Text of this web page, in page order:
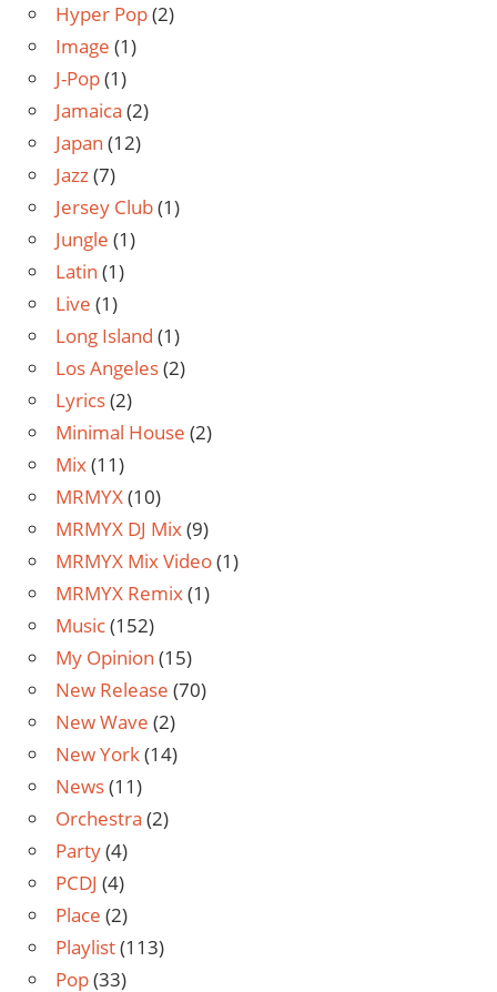
Hyper Pop(2)
Image (1)
J-Pop(1)
Jamaica (2)
Japan (12)
Jazz(7)
Jersey Club(1)
Jungle (1)
Latin (1)
Live (1)
Long Island (1)
Los Angeles(2)
Lyrics(2)
Minimal House (2)
Mix(11)
MRMYX(10)
MRMYX DJ Mix(9)
MRMYX Mix Video(1)
MRMYX Remix(1)
Music(152)
My Opinion (15)
New Release (70)
New Wave (2)
New York(14)
News(11)
Orchestra (2)
Party(4)
PCDJ (4)
Place (2)
Playlist(113)
Pop(33)